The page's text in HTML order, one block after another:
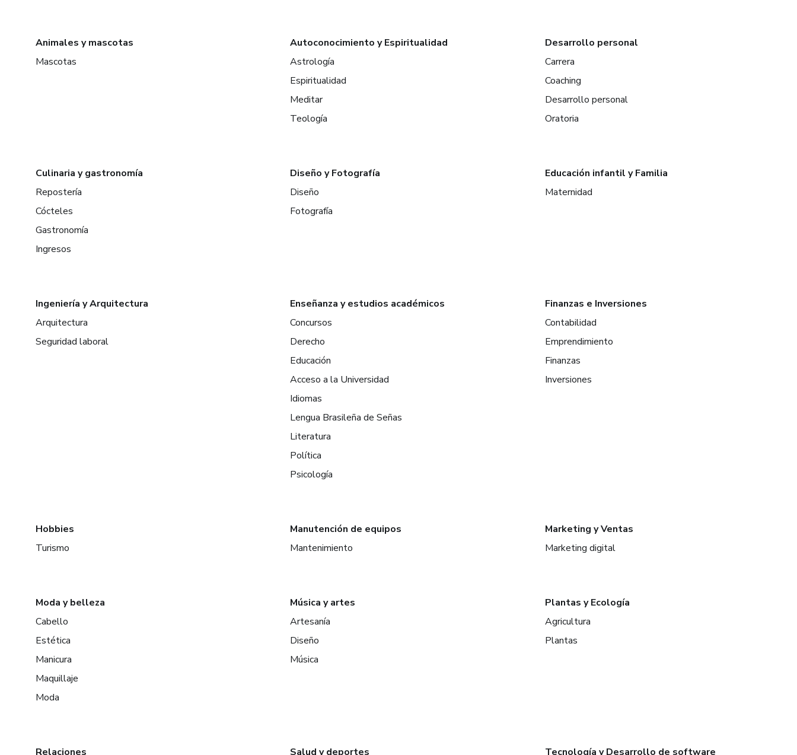
Animales y mascotas
Mascotas
Autoconocimiento y Espiritualidad
Astrología
Espiritualidad
Meditar
Teología
Desarrollo personal
Carrera
Coaching
Desarrollo personal
Oratoria
Culinaria y gastronomía
Repostería
Cócteles
Gastronomía
Ingresos
Diseño y Fotografía
Diseño
Fotografía
Educación infantil y Familia
Maternidad
Ingeniería y Arquitectura
Arquitectura
Seguridad laboral
Enseñanza y estudios académicos
Concursos
Derecho
Educación
Acceso a la Universidad
Idiomas
Lengua Brasileña de Señas
Literatura
Política
Psicología
Finanzas e Inversiones
Contabilidad
Emprendimiento
Finanzas
Inversiones
Hobbies
Turismo
Manutención de equipos
Mantenimiento
Marketing y Ventas
Marketing digital
Moda y belleza
Cabello
Estética
Manicura
Maquillaje
Moda
Música y artes
Artesanía
Diseño
Música
Plantas y Ecología
Agricultura
Plantas
Relaciones Salud y deportes Tecnología y Desarrollo de software